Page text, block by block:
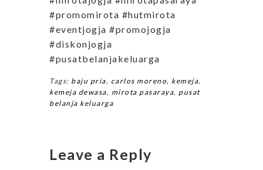
#promomirota #hutmirota
#eventjogja #promojogja
#diskonjogja
#pusatbelanjakeluarga
Tags: baju pria, carlos moreno, kemeja,
kemeja dewasa, mirota pasaraya, pusat
belanja keluarga
Leave a Reply